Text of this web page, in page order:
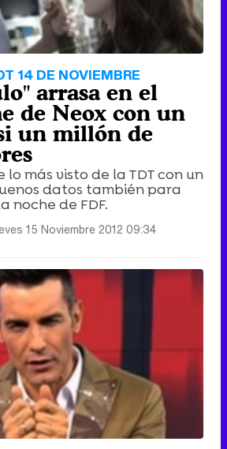
14 DE NOVIEMBRE
arrasa en el
de Neox con un
un millón de
lo más visto de la TDT con un
datos también para
noche de FDF.
15 Noviembre 2012 09:34